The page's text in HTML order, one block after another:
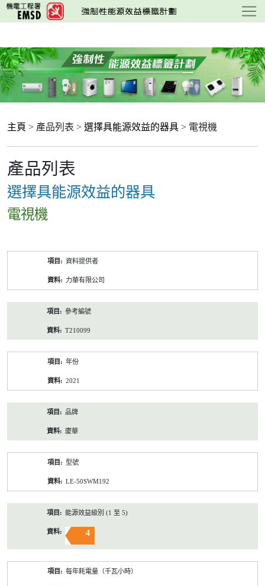
跳
至
要
內
容
主頁 > 產品列表 > 選擇具能源效益的器具 > 電視機
產品列表
選擇具能源效益的器具
電視機
資料提供者
力華有限公司
參考編號
T210099
年份
2021
品牌
廈華
型號
LE-50SWM192
能源效益級別 (1 至 5)
4
每年耗電量（千瓦小時）